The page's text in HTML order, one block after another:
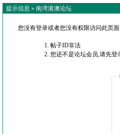
提示信息 » 南湾港澳论坛
您没有登录或者您没有权限访问此页
帖子ID非法
您还不是论坛会员,请先登